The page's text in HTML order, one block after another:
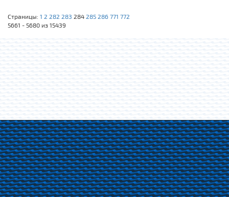
Страницы: 1 2 282 283 284 285 286 771 772
5661 - 5680 из 15439